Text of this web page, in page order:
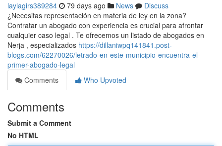
laylagirs389284 79 days ago News
Discuss
¿Necesitas representación en materia de ley en la zona?
Contratar un abogado con experiencia es crucial para afrontar
cualquier caso legal . Te ofrecemos un listado de abogados en
Nerja , especializados https://dillaniwpq141841.post-
blogs.com/62270026/letrado-en-este-municipio-encuentra-el-
primer-abogado-legal
Comments
Who Upvoted
Comments
Submit a Comment
No HTML